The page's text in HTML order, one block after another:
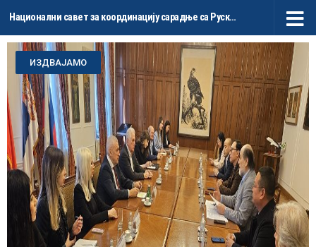
Skip to content Национални савет за координацију сарадње са Руском Федерацијом и НР Кином
ИЗДВАЈАМО